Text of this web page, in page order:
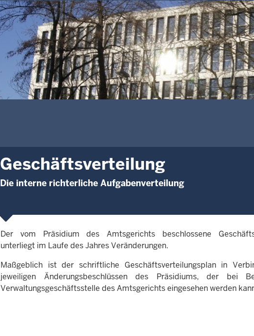
Geschäftsverteilung
Die interne richterliche Aufgabenverteilung
Der vom Präsidium des Amtsgerichts beschlossene
unterliegt im Laufe des Jahres Veränderungen.
Maßgeblich ist der schriftliche Geschäftsverteilungsplan in
jeweiligen Änderungsbeschlüssen des Präsidiums, der bei
Verwaltungsgeschäftsstelle des Amtsgerichts eingesehen werden